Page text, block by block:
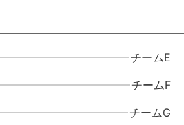
チームE
チームF
チームG